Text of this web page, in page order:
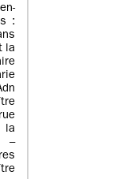
:
la
la
–